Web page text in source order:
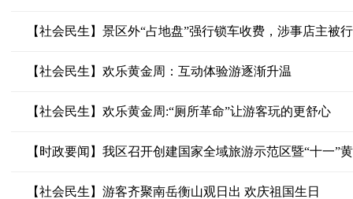
【社会民生】景区外“占地盘”强行锁车收费，涉事店主被
【社会民生】欢乐黄金周：互动体验游逐渐升温
【社会民生】欢乐黄金周:“厕所革命”让游客玩的更舒心
【时政要闻】我区召开创建国家全域旅游示范区暨“十一”
【社会民生】游客齐聚南岳衡山观日出 欢庆祖国生日